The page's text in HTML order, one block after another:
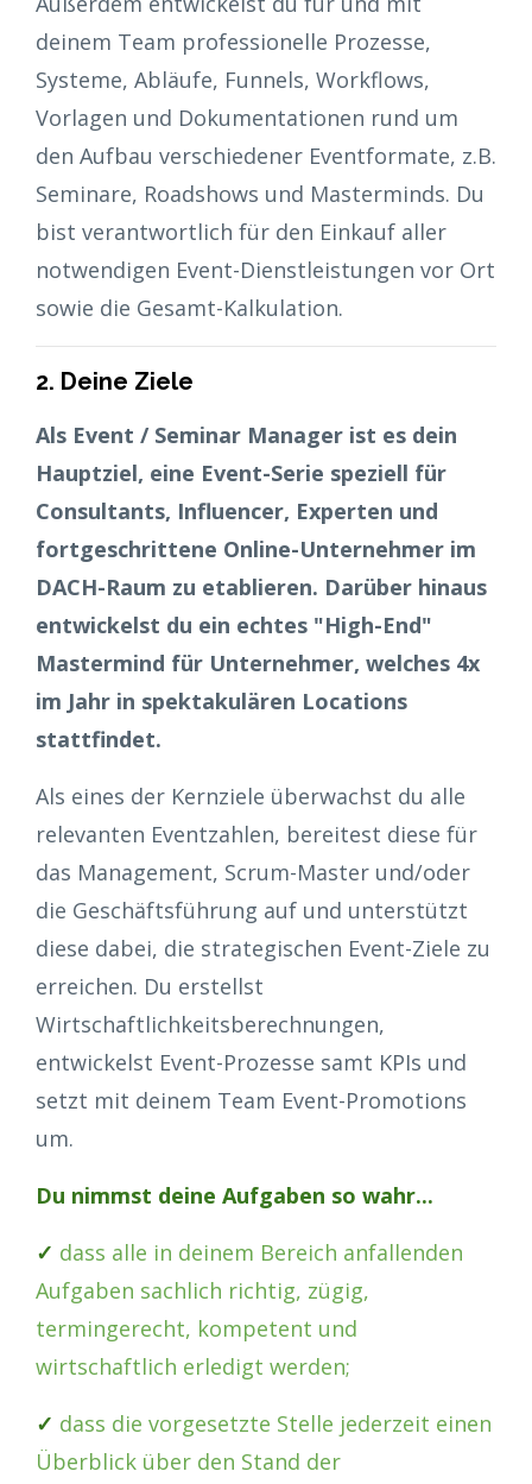
deinem Team professionelle Prozesse,
Systeme, Abläufe, Funnels, Workflows,
Vorlagen und Dokumentationen rund um
den Aufbau verschiedener Eventformate, z.B.
Seminare, Roadshows und Masterminds. Du
bist verantwortlich für den Einkauf aller
notwendigen Event-Dienstleistungen vor Ort
sowie die Gesamt-Kalkulation.
2. Deine Ziele
Als Event / Seminar Manager ist es dein
Hauptziel, eine Event-Serie speziell für
Consultants, Influencer, Experten und
fortgeschrittene Online-Unternehmer im
DACH-Raum zu etablieren. Darüber hinaus
entwickelst du ein echtes "High-End"
Mastermind für Unternehmer, welches 4x
im Jahr in spektakulären Locations
stattfindet.
Als eines der Kernziele überwachst du alle
relevanten Eventzahlen, bereitest diese für
das Management, Scrum-Master und/oder
die Geschäftsführung auf und unterstützt
diese dabei, die strategischen Event-Ziele zu
erreichen. Du erstellst
Wirtschaftlichkeitsberechnungen,
entwickelst Event-Prozesse samt KPIs und
setzt mit deinem Team Event-Promotions
um.
Du nimmst deine Aufgaben so wahr...
✓ dass alle in deinem Bereich anfallenden
Aufgaben sachlich richtig, zügig,
termingerecht, kompetent und
wirtschaftlich erledigt werden;
✓ dass die vorgesetzte Stelle jederzeit einen
Überblick über den Stand der